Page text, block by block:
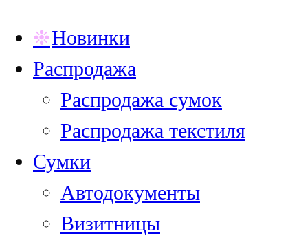
Новинки
Распродажа
Распродажа сумок
Распродажа текстиля
Сумки
Автодокументы
Визитницы